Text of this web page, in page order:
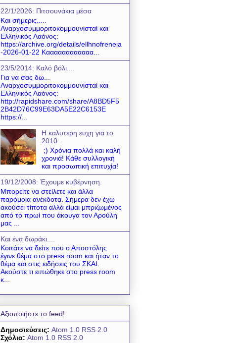
22/1/2026: Πιτσουνάκια μέσα
Και σήμερις.....
Αναρχοσυμμοριτοκομμουνισταί και
Ελληνικός Λαόνος:
https://archive.org/details/ellhnofreneia
-2026-01-22 Καααααααααααα...
23/5/2014: Καλό βόλι....
Για να σας δω...
Αναρχοσυμμοριτοκομμουνισταί και
Ελληνικός Λαόνος:
http://rapidshare.com/share/A8BD5F5
2B42D76C99E63DA5E22C6153E
https://...
Η καλυτερη ευχη για το
2010...
;) Χρόνια πολλά και καλή
χρονιά! Κάθε συλλογική
και προσωπική επιτυχία!
19/12/2008: Έχουμε κυβέρνηση.
Μπορείτε να στείλετε και άλλα
παρόμοια ανέκδοτα. Σήμερα δεν έχω
ακούσει τίποτα αλλά είμαι μπριζωμένος
από το πρωί που άκουγα τον Αρούλη
μας ...
Και ένα δωράκι....
Κοιτάτε να δείτε που ο Αποστόλης
έγινε θέμα στο press room και ήταν το
θέμα και στις ειδήσεις του ΣΚΑΙ.
Ακούστε τι ειπώθηκε στο press room
κ...
Αξιοποιήστε το feed!
Δημοσιεύσεις: Atom 1.0 RSS 2.0
Σχόλια: Atom 1.0 RSS 2.0